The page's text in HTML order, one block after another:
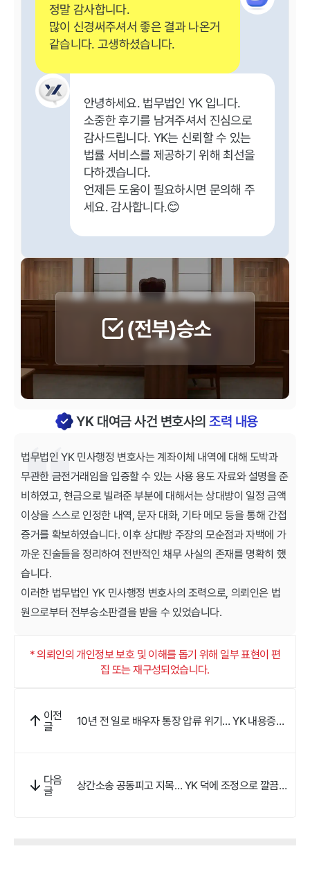
정말 감사합니다.
많이 신경써주셔서 좋은 결과 나온거
같습니다. 고생하셨습니다.
안녕하세요. 법무법인 YK 입니다.
소중한 후기를 남겨주셔서 진심으로
감사드립니다. YK는 신뢰할 수 있는
법률 서비스를 제공하기 위해 최선을
다하겠습니다.
언제든 도움이 필요하시면 문의해 주
세요. 감사합니다.😊
(전부)승소
YK 대여금 사건 변호사의조력 내용
법무법인 YK 민사행정 변호사는 계좌이체 내역에 대해 도박과
무관한 금전거래임을 입증할 수 있는 사용 용도 자료와 설명을 준
비하였고, 현금으로 빌려준 부분에 대해서는 상대방이 일정 금액
이상을 스스로 인정한 내역, 문자 대화, 기타 메모 등을 통해 간접
증거를 확보하였습니다. 이후 상대방 주장의 모순점과 자백에 가
까운 진술들을 정리하여 전반적인 채무 사실의 존재를 명확히 했
습니다.
이러한 법무법인 YK 민사행정 변호사의 조력으로, 의뢰인은 법
원으로부터 전부승소판결을 받을 수 있었습니다.
* 의뢰인의 개인정보 보호 및 이해를 돕기 위해 일부 표현이 편
집 또는 재구성되었습니다.
이전
글
10년 전 일로 배우자 통장 압류 위기… YK 내용증명
다음
글
상간소송 공동피고 지목… YK 덕에 조정으로 깔끔히